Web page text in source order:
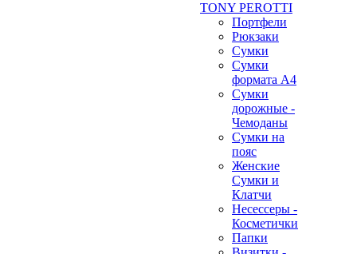
TONY PEROTTI
Портфели
Рюкзаки
Сумки
Сумки
формата А4
Сумки
дорожные -
Чемоданы
Сумки на
пояс
Женские
Сумки и
Клатчи
Несессеры -
Косметички
Папки